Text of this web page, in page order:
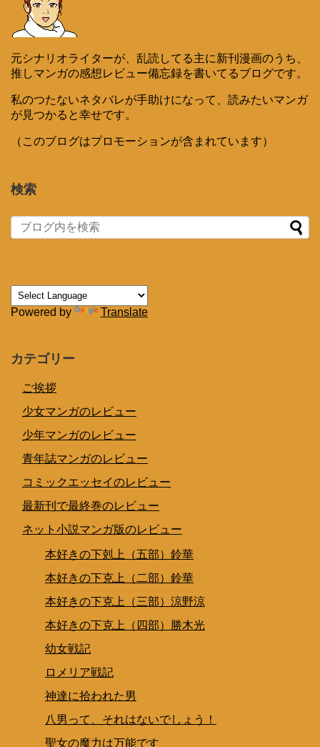
元シナリオライターが、乱読してる主に新刊漫画のうち、
推しマンガの感想レビュー備忘録を書いてるブログです。
私のつたないネタバレが手助けになって、読みたいマンガ
が見つかると幸せです。
（このブログはプロモーションが含まれています）
検索
Powered by Translate
カテゴリー
ご挨拶
少女マンガのレビュー
少年マンガのレビュー
青年誌マンガのレビュー
コミックエッセイのレビュー
最新刊で最終巻のレビュー
ネット小説マンガ版のレビュー
本好きの下剋上（五部）鈴華
本好きの下克上（二部）鈴華
本好きの下克上（三部）涼野涼
本好きの下克上（四部）勝木光
幼女戦記
ロメリア戦記
神達に拾われた男
八男って、それはないでしょう！
聖女の魔力は万能です